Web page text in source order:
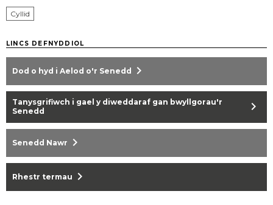
Cyllid
LINCS DEFNYDDIOL
Dod o hyd i Aelod o'r Senedd chevron_right
Tanysgrifiwch i gael y diweddaraf gan bwyllgorau'r
Senedd
chevron_right
Senedd Nawr chevron_right
Rhestr termau chevron_right